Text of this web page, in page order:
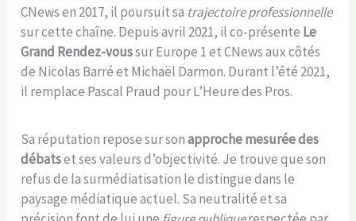
CNews en 2017, il poursuit sa trajectoire professionnelle
sur cette chaîne. Depuis avril 2021, il co-présente Le
Grand Rendez-voussur Europe 1 et CNews aux côtés
de Nicolas Barré et Michaël Darmon. Durant l’été 2021,
il remplace Pascal Praud pour L’Heure des Pros.
Sa réputation repose sur sonapproche mesurée des
débatset ses valeurs d’objectivité. Je trouve que son
refus de la surmédiatisation le distingue dans le
paysage médiatique actuel. Sa neutralité et sa